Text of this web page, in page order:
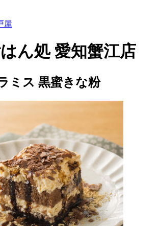
屋
ん処 愛知蟹江店
ミス 黒蜜きな粉